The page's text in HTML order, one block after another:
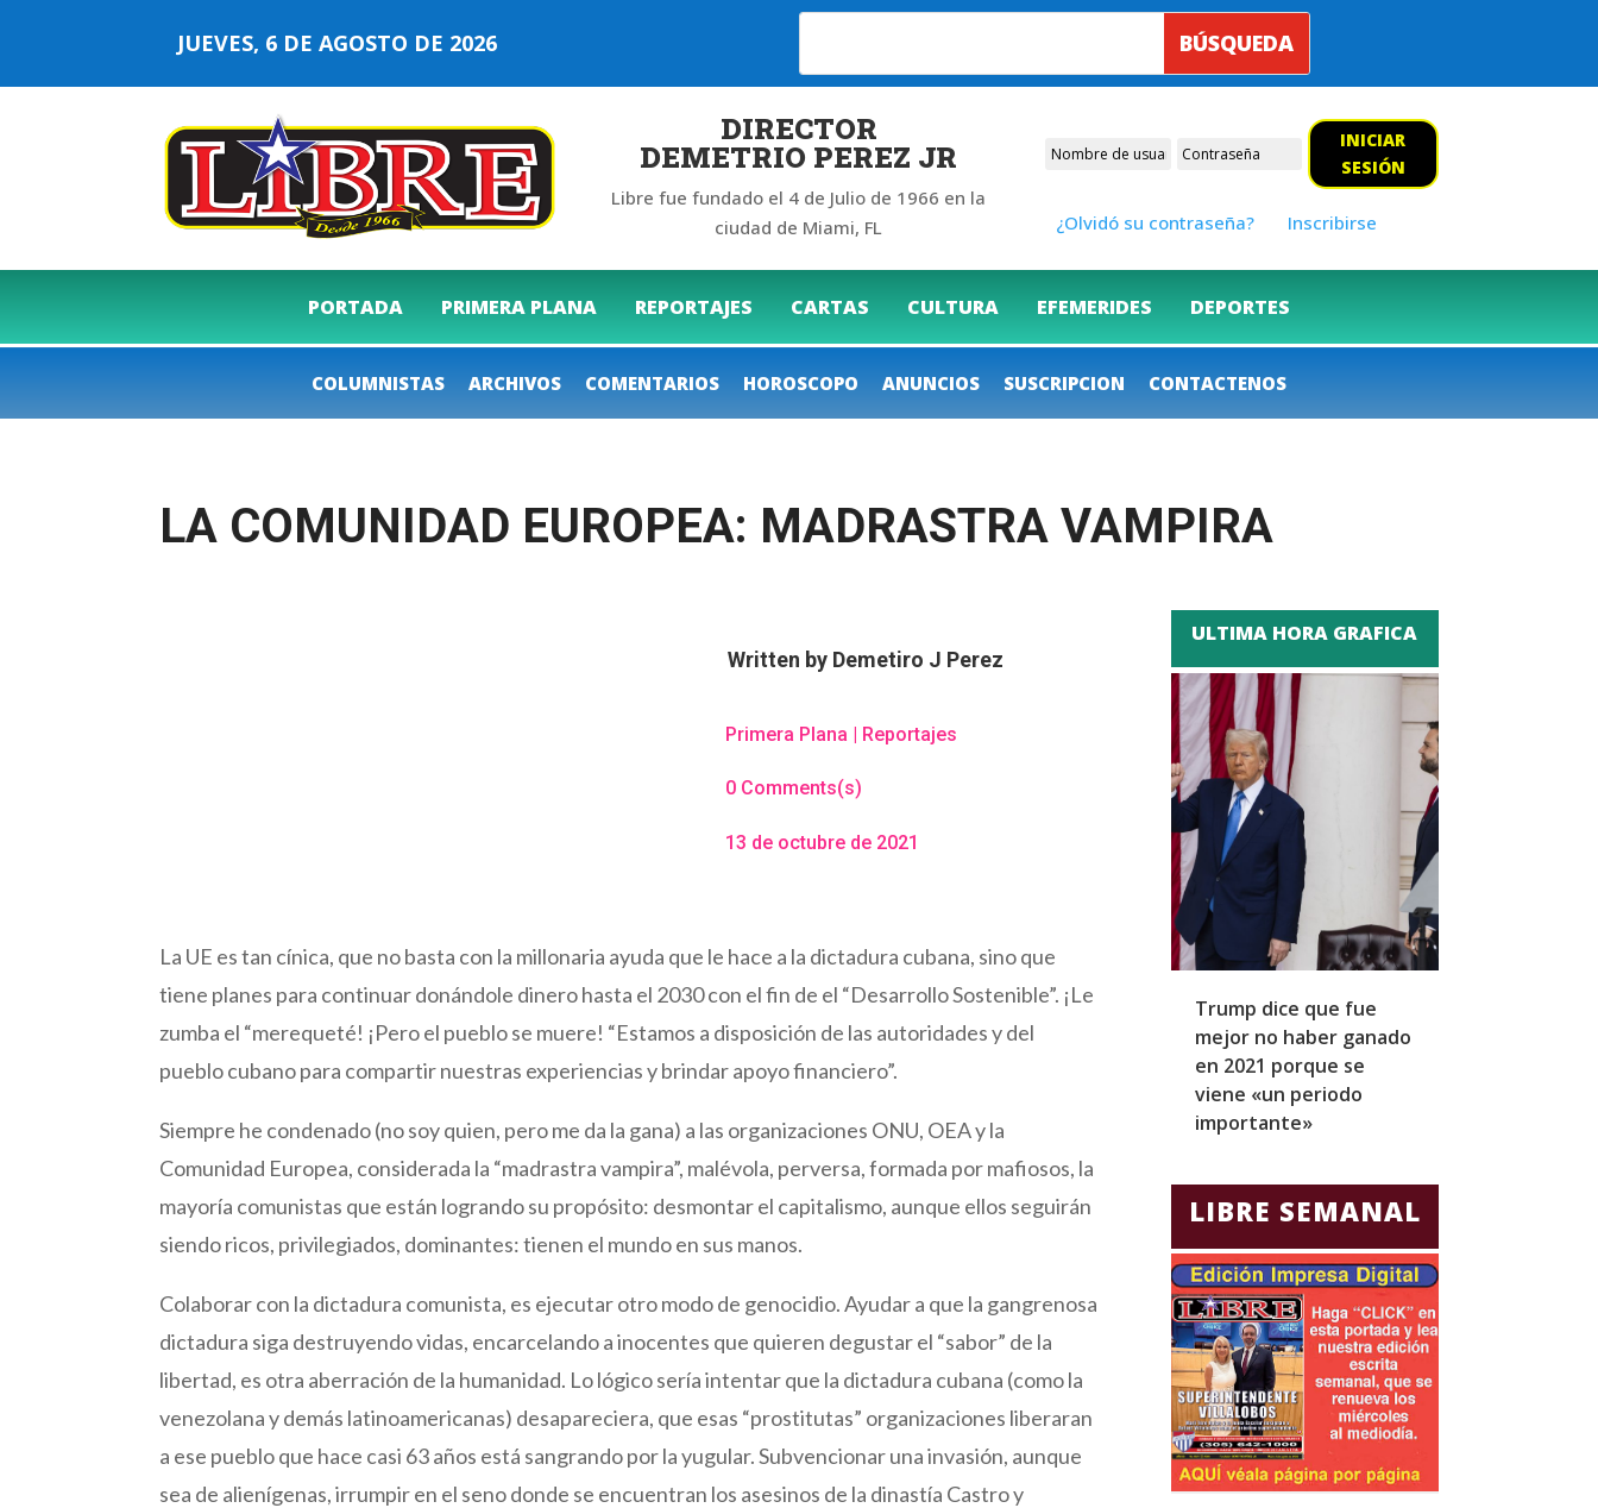
JUEVES, 6 DE AGOSTO DE 2026
DIRECTOR
DEMETRIO PEREZ JR
Libre fue fundado el 4 de Julio de 1966 en la
ciudad de Miami, FL
INICIAR
SESIÓN
¿Olvidó su contraseña? Inscribirse
PORTADA PRIMERA PLANA REPORTAJES CARTAS CULTURA EFEMERIDES DEPORTES
COLUMNISTAS ARCHIVOS COMENTARIOS HOROSCOPO ANUNCIOS SUSCRIPCION CONTACTENOS
LA COMUNIDAD EUROPEA: MADRASTRA VAMPIRA
Written by Demetiro J Perez
Primera Plana | Reportajes
0 Comments(s)
13 de octubre de 2021
La UE es tan cínica, que no basta con la millonaria ayuda que le hace a la dictadura cubana, sino que
tiene planes para continuar donándole dinero hasta el 2030 con el fin de el “Desarrollo Sostenible”. ¡Le
zumba el “merequeté! ¡Pero el pueblo se muere! “Estamos a disposición de las autoridades y del
pueblo cubano para compartir nuestras experiencias y brindar apoyo financiero”.
Siempre he condenado (no soy quien, pero me da la gana) a las organizaciones ONU, OEA y la
Comunidad Europea, considerada la “madrastra vampira”, malévola, perversa, formada por mafiosos, la
mayoría comunistas que están logrando su propósito: desmontar el capitalismo, aunque ellos seguirán
siendo ricos, privilegiados, dominantes: tienen el mundo en sus manos.
Colaborar con la dictadura comunista, es ejecutar otro modo de genocidio. Ayudar a que la gangrenosa
dictadura siga destruyendo vidas, encarcelando a inocentes que quieren degustar el “sabor” de la
libertad, es otra aberración de la humanidad. Lo lógico sería intentar que la dictadura cubana (como la
venezolana y demás latinoamericanas) desapareciera, que esas “prostitutas” organizaciones liberaran
a ese pueblo que hace casi 63 años está sangrando por la yugular. Subvencionar una invasión, aunque
sea de alienígenas, irrumpir en el seno donde se encuentran los asesinos de la dinastía Castro y
ULTIMA HORA GRAFICA
Trump dice que fue
mejor no haber ganado
en 2021 porque se
viene «un periodo
importante»
LIBRE SEMANAL